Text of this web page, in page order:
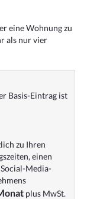
eine Wohnung zu
als nur vier
Basis-Eintrag ist
zu Ihren
einen
Media-
plus MwSt.